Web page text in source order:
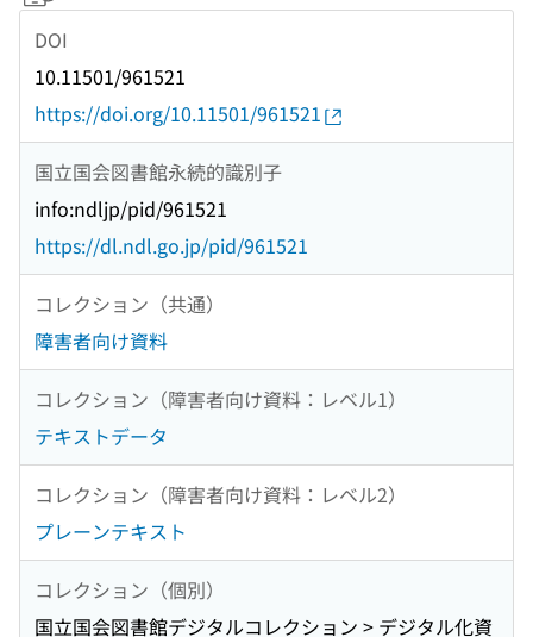
DOI
10.11501/961521
https://doi.org/10.11501/961521
国立国会図書館永続的識別子
info:ndljp/pid/961521
https://dl.ndl.go.jp/pid/961521
コレクション（共通）
障害者向け資料
コレクション（障害者向け資料：レベル1）
テキストデータ
コレクション（障害者向け資料：レベル2）
プレーンテキスト
コレクション（個別）
国立国会図書館デジタルコレクション > デジタル化資